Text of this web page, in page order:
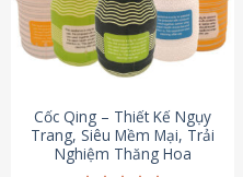
Cốc Qing – Thiết Kế Ngụy
Trang, Siêu Mềm Mại, Trải
Nghiệm Thăng Hoa